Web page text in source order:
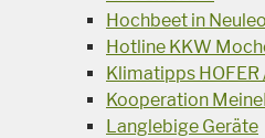
Hochbeet in
Hotline KKW
Klimatipps HOFER
Kooperation
Langlebige Geräte